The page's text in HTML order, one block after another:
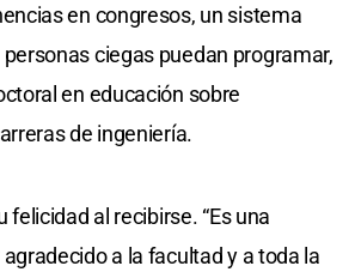
en congresos, un sistema
ciegas puedan programar,
en educación sobre
de ingeniería.
felicidad al recibirse. “Es una
a la facultad y a toda la